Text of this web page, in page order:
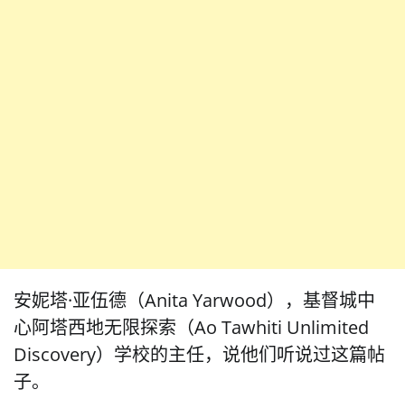
安妮塔·亚伍德（Anita Yarwood），基督城中
心阿塔西地无限探索（Ao Tawhiti Unlimited
Discovery）学校的主任，说他们听说过这篇帖
子。